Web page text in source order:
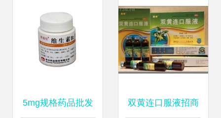
5mg规格药品批发 双黄连口服液招商